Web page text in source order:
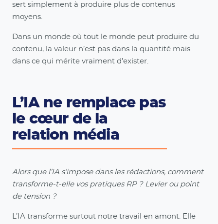
sert simplement à produire plus de contenus
moyens.
Dans un monde où tout le monde peut produire du
contenu, la valeur n’est pas dans la quantité mais
dans ce qui mérite vraiment d’exister.
L’IA ne remplace pas
le cœur de la
relation média
Alors que l’IA s’impose dans les rédactions, comment
transforme-t-elle vos pratiques RP ? Levier ou point
de tension ?
L’IA transforme surtout notre travail en amont. Elle